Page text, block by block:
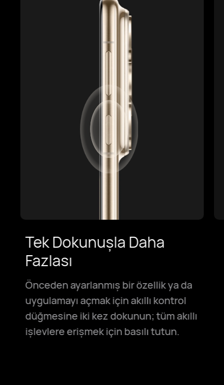
Tek Dokunuşla Daha
Fazlası
Önceden ayarlanmış bir özellik ya da
uygulamayı açmak için akıllı kontrol
düğmesine iki kez dokunun; tüm akıllı
işlevlere erişmek için basılı tutun.